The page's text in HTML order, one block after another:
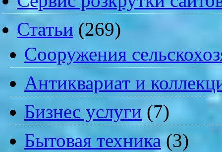
Статьи (269)
Cооружения
Антиквариат и
Бизнес услуги (7)
Бытовая техника (3)